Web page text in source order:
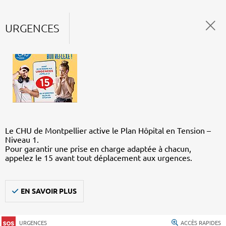
URGENCES
Le CHU de Montpellier active le Plan Hôpital en Tension –
Niveau 1.
Pour garantir une prise en charge adaptée à chacun,
appelez le 15 avant tout déplacement aux urgences.
EN SAVOIR PLUS
URGENCES ACCÈS RAPIDES